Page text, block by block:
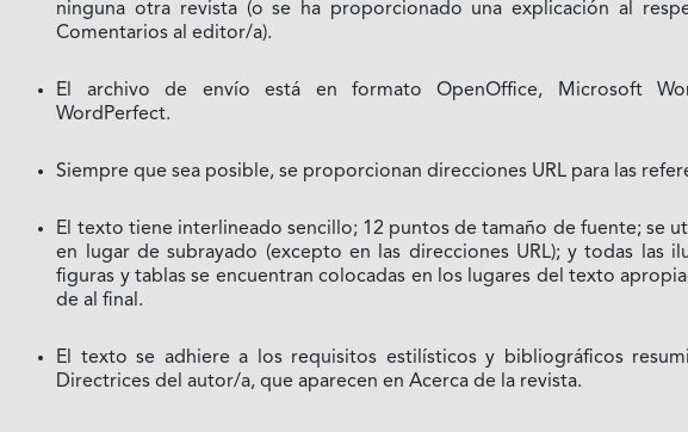
ninguna otra revista (o se ha proporcionado una explicación al
Comentarios al editor/a).
El archivo de envío está en formato OpenOffice, Microsoft
WordPerfect.
Siempre que sea posible, se proporcionan direcciones URL para las
El texto tiene interlineado sencillo; 12 puntos de tamaño de fuente; se
en lugar de subrayado (excepto en las direcciones URL); y todas las
figuras y tablas se encuentran colocadas en los lugares del texto
de al final.
El texto se adhiere a los requisitos estilísticos y bibliográficos
Directrices del autor/a, que aparecen en Acerca de la revista.